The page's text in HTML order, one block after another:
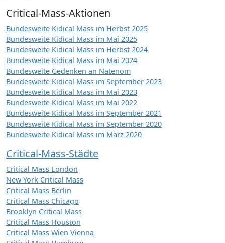
Critical-Mass-Aktionen
Bundesweite Kidical Mass im Herbst 2025
Bundesweite Kidical Mass im Mai 2025
Bundesweite Kidical Mass im Herbst 2024
Bundesweite Kidical Mass im Mai 2024
Bundesweite Gedenken an Natenom
Bundesweite Kidical Mass im September 2023
Bundesweite Kidical Mass im Mai 2023
Bundesweite Kidical Mass im Mai 2022
Bundesweite Kidical Mass im September 2021
Bundesweite Kidical Mass im September 2020
Bundesweite Kidical Mass im März 2020
Critical-Mass-Städte
Critical Mass London
New York Critical Mass
Critical Mass Berlin
Critical Mass Chicago
Brooklyn Critical Mass
Critical Mass Houston
Critical Mass Wien Vienna